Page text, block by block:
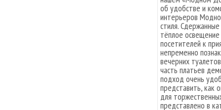
об удобстве и
интерьеров
стиля.
тёплое
посетителей к
непременно
вечерних
часть платьев
подход очень
представить, как
для
представлено в